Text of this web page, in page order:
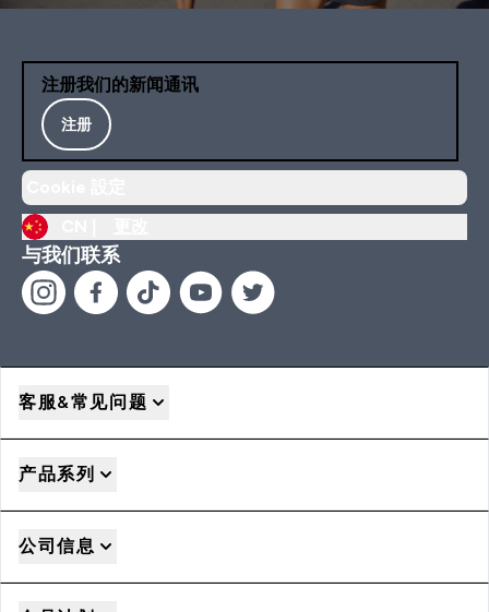
注册我们的新闻通讯
注册
与我们联系
客服&常见问题
产品系列
公司信息